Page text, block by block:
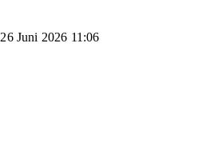
26 Juni 2026 11:06